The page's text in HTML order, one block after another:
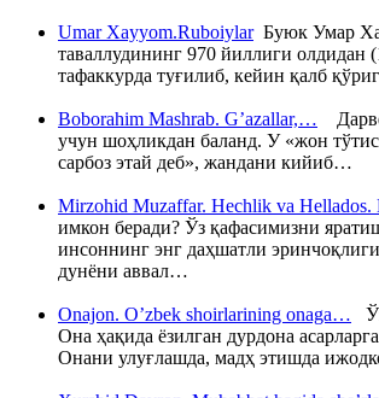
Umar Xayyom.RuboiylarБуюк Умар
таваллудининг 970 йиллиги олдидан
тафаккурда туғилиб, кейин қалб
Boborahim Mashrab. G’azallar,…
учун шоҳликдан баланд. У «жон
сарбоз этай деб», жандани кийиб…
Mirzohid Muzaffar. Hechlik va Hellados.
имкон беради? Ўз қафасимизни
инсоннинг энг даҳшатли
дунёни аввал…
Onajon. O’zbek shoirlarining onaga…
Она ҳақида ёзилган дурдона
Онани улуғлашда, мадҳ этишда